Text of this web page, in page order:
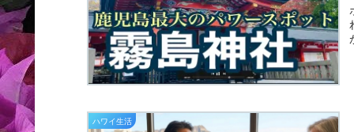
ハワイ生活